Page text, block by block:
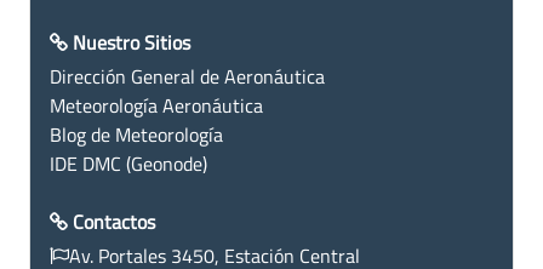
Nuestro Sitios
Dirección General de Aeronáutica
Meteorología Aeronáutica
Blog de Meteorología
IDE DMC (Geonode)
Contactos
Av. Portales 3450, Estación Central